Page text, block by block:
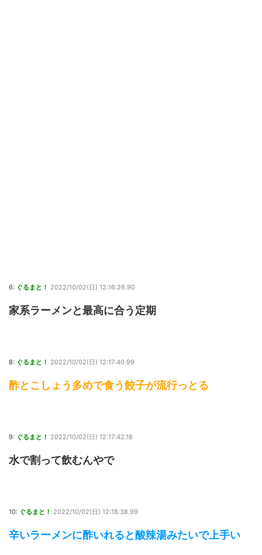
6: ぐるまと！ 2022/10/02(日) 12:16:26.90
家系ラーメンと最高に合う定期
8: ぐるまと！ 2022/10/02(日) 12:17:40.99
酢とこしょう多めで食う餃子が流行っとる
9: ぐるまと！ 2022/10/02(日) 12:17:42.18
水で割って飲むんやで
10: ぐるまと！ 2022/10/02(日) 12:18:38.99
辛いラーメンに酢いれると酸辣湯みたいで上手い